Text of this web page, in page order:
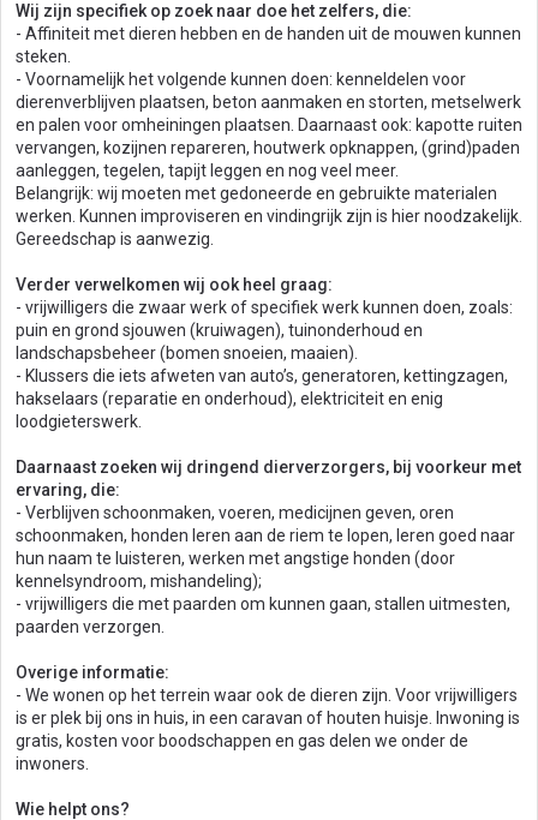
Wij zijn specifiek op zoek naar doe het zelfers, die:
- Affiniteit met dieren hebben en de handen uit de mouwen kunnen
steken.
- Voornamelijk het volgende kunnen doen: kenneldelen voor
dierenverblijven plaatsen, beton aanmaken en storten, metselwerk
en palen voor omheiningen plaatsen. Daarnaast ook: kapotte ruiten
vervangen, kozijnen repareren, houtwerk opknappen, (grind)paden
aanleggen, tegelen, tapijt leggen en nog veel meer.
Belangrijk: wij moeten met gedoneerde en gebruikte materialen
werken. Kunnen improviseren en vindingrijk zijn is hier noodzakelijk.
Gereedschap is aanwezig.
Verder verwelkomen wij ook heel graag:
- vrijwilligers die zwaar werk of specifiek werk kunnen doen, zoals:
puin en grond sjouwen (kruiwagen), tuinonderhoud en
landschapsbeheer (bomen snoeien, maaien).
- Klussers die iets afweten van auto’s, generatoren, kettingzagen,
hakselaars (reparatie en onderhoud), elektriciteit en enig
loodgieterswerk.
Daarnaast zoeken wij dringend dierverzorgers, bij voorkeur met
ervaring, die:
- Verblijven schoonmaken, voeren, medicijnen geven, oren
schoonmaken, honden leren aan de riem te lopen, leren goed naar
hun naam te luisteren, werken met angstige honden (door
kennelsyndroom, mishandeling);
- vrijwilligers die met paarden om kunnen gaan, stallen uitmesten,
paarden verzorgen.
Overige informatie:
- We wonen op het terrein waar ook de dieren zijn. Voor vrijwilligers
is er plek bij ons in huis, in een caravan of houten huisje. Inwoning is
gratis, kosten voor boodschappen en gas delen we onder de
inwoners.
Wie helpt ons?